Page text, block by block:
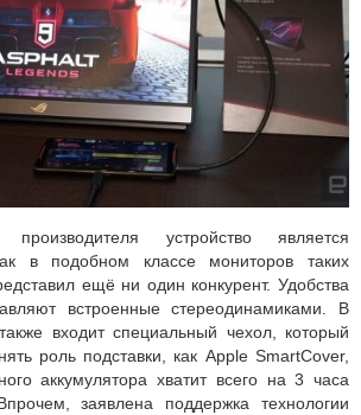
устройство является
в подобном классе мониторов таких
ещё ни один конкурент. Удобства
встроенные стереодинамиками. В
входит специальный чехол, который
роль подставки, как Apple SmartCover,
аккумулятора хватит всего на 3 часа
заявлена поддержка технологии